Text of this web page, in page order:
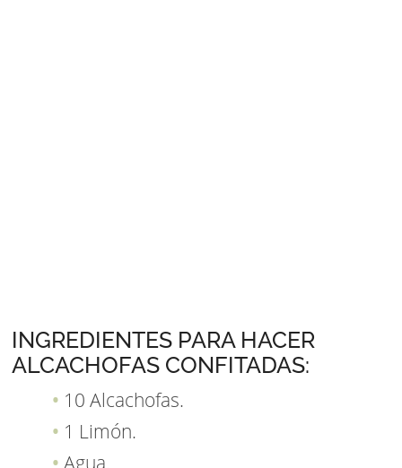
INGREDIENTES PARA HACER
ALCACHOFAS CONFITADAS:
10 Alcachofas.
1 Limón.
Agua.